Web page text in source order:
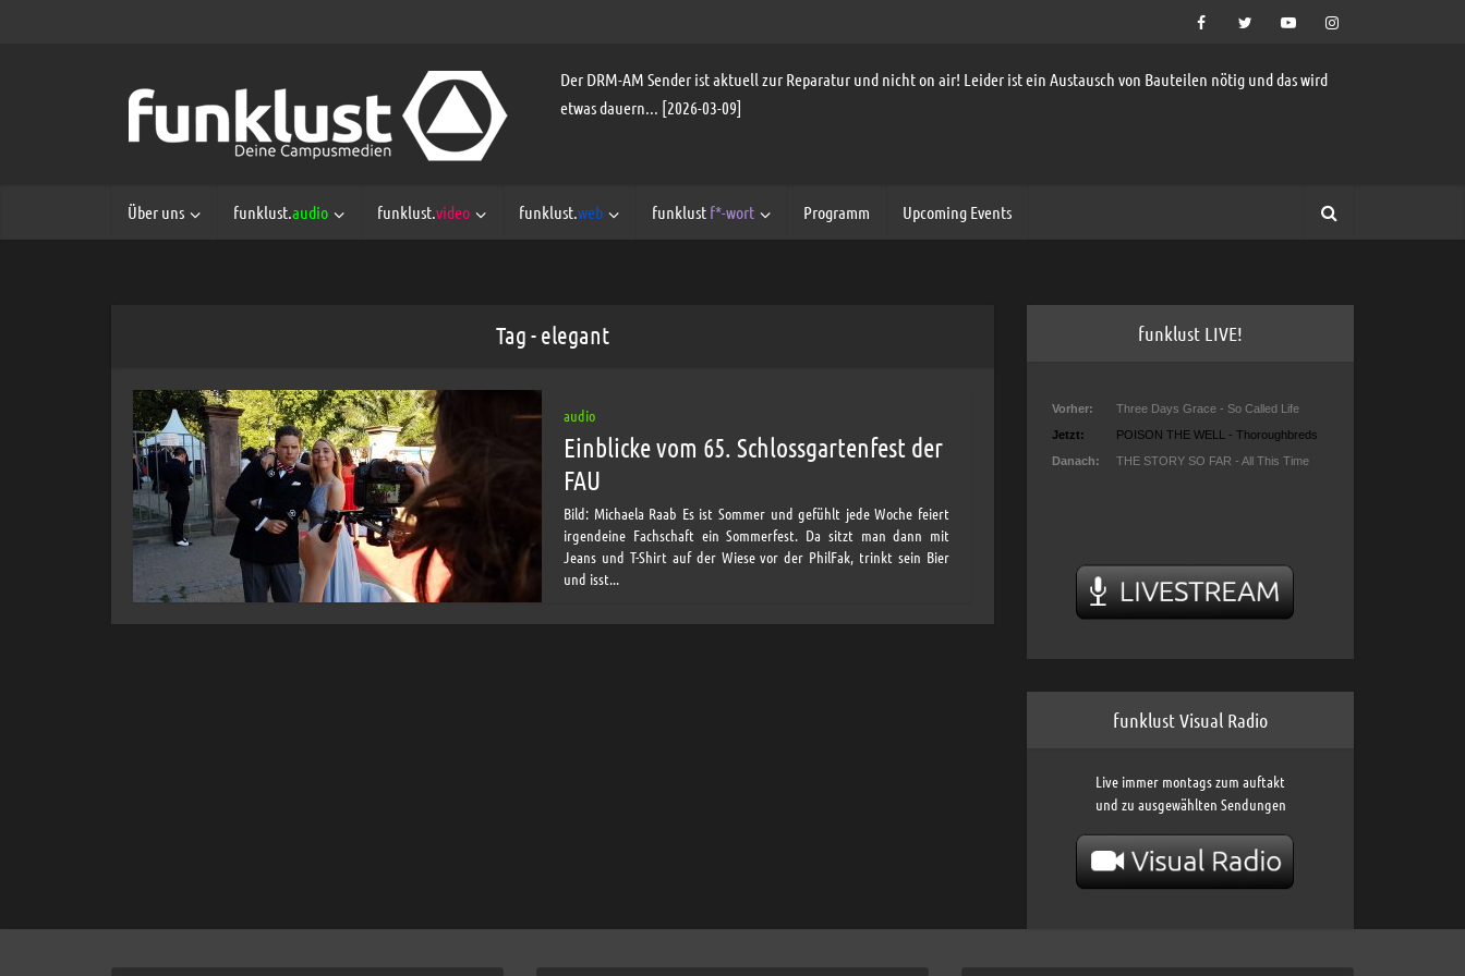
Der DRM-AM Sender ist aktuell zur Reparatur und nicht on air! Leider ist ein Austausch von Bauteilen nötig und das wird
etwas dauern... [2026-03-09]
Über uns funklust.audio funklust.video funklust.web funklust f*-wort Programm Upcoming Events
Tag - elegant
audio
Einblicke vom 65. Schlossgartenfest der
FAU
Bild: Michaela Raab Es ist Sommer und gefühlt jede Woche feiert
irgendeine Fachschaft ein Sommerfest. Da sitzt man dann mit
Jeans und T-Shirt auf der Wiese vor der PhilFak, trinkt sein Bier
und isst...
funklust LIVE!
funklust Visual Radio
Live immer montags zum auftakt
und zu ausgewählten Sendungen